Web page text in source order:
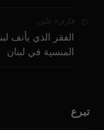
قارىء على
الفقر الذي يأنف
المنسية في لبنان
تبرع